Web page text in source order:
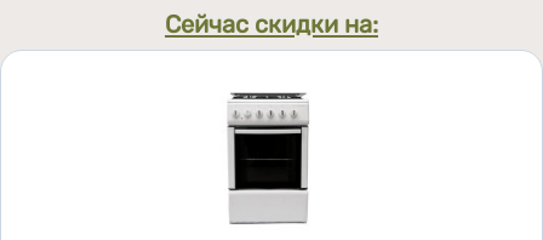
Сейчас скидки на: